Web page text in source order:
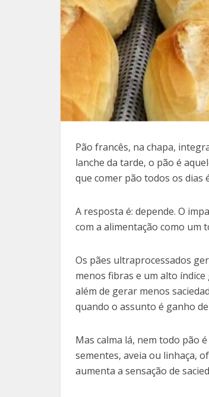
Pão francês, na chapa,
lanche da tarde, o pão é
que comer pão todos os dias
A resposta é: depende. O
com a alimentação como um
Os pães ultraprocessados
menos fibras e um alto índice
além de gerar menos
quando o assunto é ganho
Mas calma lá, nem todo pão
sementes, aveia ou linhaça,
aumenta a sensação de